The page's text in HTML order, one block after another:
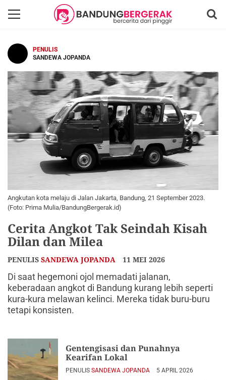
PENULIS
SANDEWA JOPANDA
Angkutan kota melaju di Jalan Jakarta, Bandung, 21 September 2023.
(Foto: Prima Mulia/BandungBergerak.id)
Cerita Angkot Tak Seindah Kisah
Dilan dan Milea
PENULIS SANDEWA JOPANDA 11 MEI 2026
Di saat hegemoni ojol memadati jalanan,
keberadaan angkot di Bandung kurang lebih seperti
kura-kura melawan kelinci. Mereka tidak buru-buru
tetapi konsisten.
Gentengisasi dan Punahnya
Kearifan Lokal
PENULIS SANDEWA JOPANDA 5 APRIL 2026